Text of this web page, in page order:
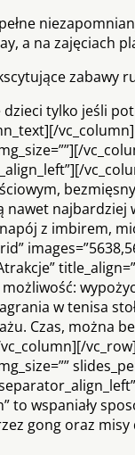
a na zajęciach
zabawy
tylko jeśli
nawet
z imbirem,
w tenisa
Czas, można
to wspaniały
gong oraz